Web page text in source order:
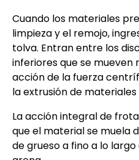
Cuando los materiales
limpieza y el remojo,
tolva. Entran entre los
inferiores que se
acción de la fuerza
la extrusión de
La acción integral de
que el material se muela
de grueso a fino a lo